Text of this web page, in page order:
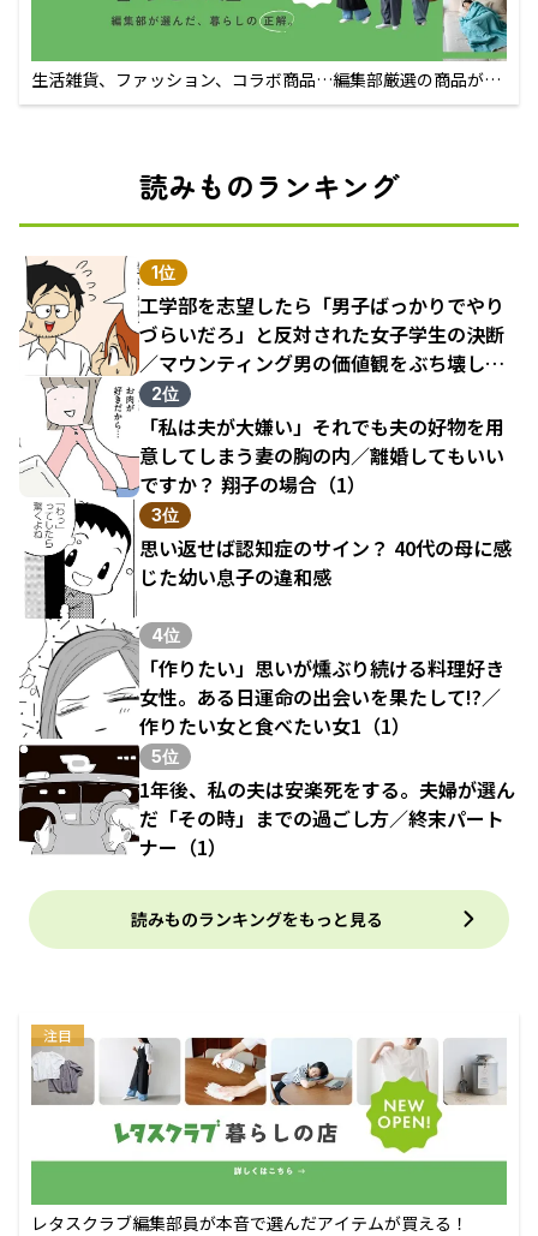
生活雑貨、ファッション、コラボ商品…編集部厳選の商品が買
えるECサイト
読みものランキング
1位
工学部を志望したら「男子ばっかりでやり
づらいだろ」と反対された女子学生の決断
／マウンティング男の価値観をぶち壊した
結果（1）
2位
「私は夫が大嫌い」それでも夫の好物を用
意してしまう妻の胸の内／離婚してもいい
ですか？ 翔子の場合（1）
3位
思い返せば認知症のサイン？ 40代の母に感
じた幼い息子の違和感
4位
「作りたい」思いが燻ぶり続ける料理好き
女性。ある日運命の出会いを果たして!?／
作りたい女と食べたい女1（1）
5位
1年後、私の夫は安楽死をする。夫婦が選ん
だ「その時」までの過ごし方／終末パート
ナー（1）
読みものランキングをもっと見る
注目
レタスクラブ編集部員が本音で選んだアイテムが買える！